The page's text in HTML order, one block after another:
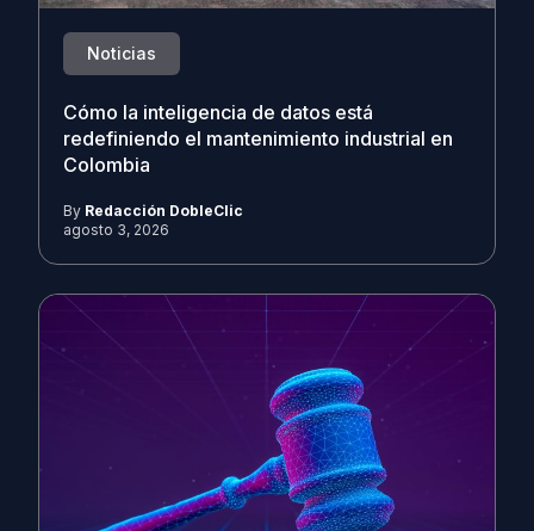
Noticias
Cómo la inteligencia de datos está
redefiniendo el mantenimiento industrial en
Colombia
By Redacción DobleClic
agosto 3, 2026